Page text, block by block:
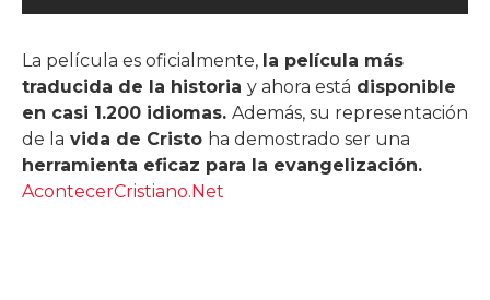
La película es oficialmente, la película más
traducida de la historia y ahora está disponible
en casi 1.200 idiomas. Además, su representación
de la vida de Cristo ha demostrado ser una
herramienta eficaz para la evangelización.
AcontecerCristiano.Net